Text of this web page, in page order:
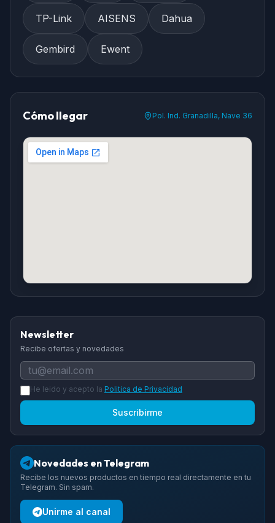
TP-Link AISENS Dahua
Gembird Ewent
Cómo llegar Pol. Ind. Granadilla, Nave 36
Newsletter
Recibe ofertas y novedades
He leido y acepto la Politica de Privacidad
Suscribirme
Novedades en Telegram
Recibe los nuevos productos en tiempo real directamente en tu
Telegram. Sin spam.
Unirme al canal